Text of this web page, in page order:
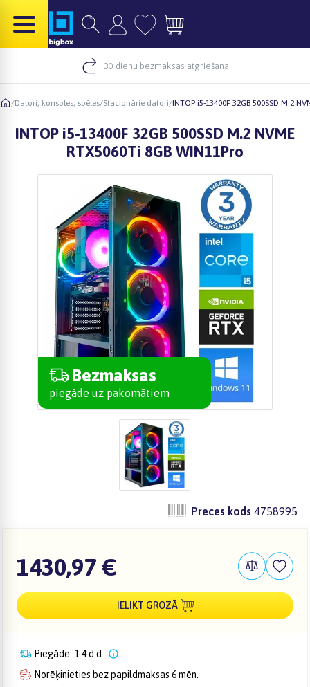
30 dienu bezmaksas atgriešana
/Datori, konsoles, spēles/Stacionārie datori/INTOP i5-13400F 32GB 500SSD M.2
INTOP i5-13400F 32GB 500SSD M.2 NVME
RTX5060Ti 8GB WIN11Pro
Bezmaksas
piegāde uz pakomātiem
Preces kods 4758995
1430,97 €
IELIKT GROZĀ
Piegāde: 1-4 d.d.
Norēķinieties bez papildmaksas 6 mēn.